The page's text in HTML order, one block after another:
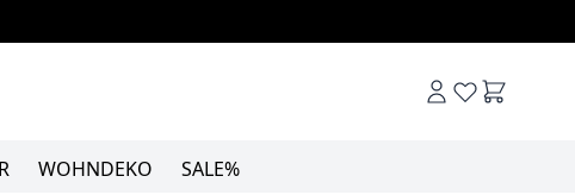
WOHNDEKO SALE%